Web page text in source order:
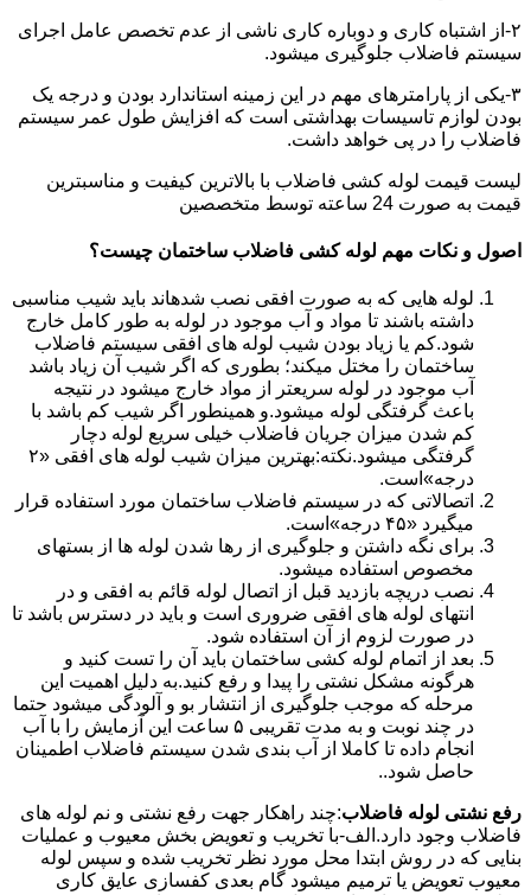
۲-از اشتباه کاری و دوباره کاری ناشی از عدم تخصص عامل اجرای
سیستم فاضلاب جلوگیری میشود.
۳-یکی از پارامترهای مهم در این زمینه استاندارد بودن و درجه یک
بودن لوازم تاسیسات بهداشتی است که افزایش طول عمر سیستم
فاضلاب را در پی خواهد داشت.
لیست قیمت لوله کشی فاضلاب با بالاترین کیفیت و مناسبترین
قیمت به صورت 24 ساعته توسط متخصصین
اصول و نکات مهم لوله کشی فاضلاب ساختمان چیست؟
لوله هایی که به صورت افقی نصب شدهاند باید شیب مناسبی
داشته باشند تا مواد و آب موجود در لوله به طور کامل خارج
شود.کم یا زیاد بودن شیب لوله های افقی سیستم فاضلاب
ساختمان را مختل میکند؛ بطوری که اگر شیب آن زیاد باشد
آب موجود در لوله سریعتر از مواد خارج میشود در نتیجه
باعث گرفتگی لوله میشود.و همینطور اگر شیب کم باشد با
کم شدن میزان جریان فاضلاب خیلی سریع لوله دچار
گرفتگی میشود.نکته:بهترین میزان شیب لوله های افقی «۲
درجه»است.
اتصالاتی که در سیستم فاضلاب ساختمان مورد استفاده قرار
میگیرد «۴۵ درجه»است.
برای نگه داشتن و جلوگیری از رها شدن لوله ها از بستهای
مخصوص استفاده میشود.
نصب دریچه بازدید قبل از اتصال لوله قائم به افقی و در
انتهای لوله های افقی ضروری است و باید در دسترس باشد تا
در صورت لزوم از آن استفاده شود.
بعد از اتمام لوله کشی ساختمان باید آن را تست کنید و
هرگونه مشکل نشتی را پیدا و رفع کنید.به دلیل اهمیت این
مرحله که موجب جلوگیری از انتشار بو و آلودگی میشود حتما
در چند نوبت و به مدت تقریبی ۵ ساعت این آزمایش را با آب
انجام داده تا کاملا از آب بندی شدن سیستم فاضلاب اطمینان
حاصل شود..
رفع نشتی لوله فاضلاب:چند راهکار جهت رفع نشتی و نم لوله های
فاضلاب وجود دارد.الف-با تخریب و تعویض بخش معیوب و عملیات
بنایی که در روش ابتدا محل مورد نظر تخریب شده و سپس لوله
معیوب تعویض یا ترمیم میشود گام بعدی کفسازی عایق کاری